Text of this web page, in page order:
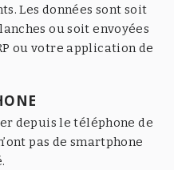
Les données sont soit
ou soit envoyées
ou votre application de
depuis le téléphone de
pas de smartphone